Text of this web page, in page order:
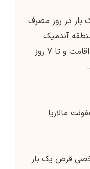
بار در روز مصرف
به منطقه آندمیک
مالاریا شروع کنید، هر روز در طول اقامت و تا 7 روز
مالاریا
قرص یک بار